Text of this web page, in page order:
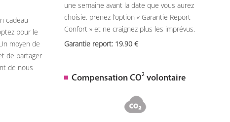
cadeau
pour le
moyen de
de partager
de nous
une semaine avant la date que vous aurez
choisie, prenez l’option « Garantie Report
Confort » et ne craignez plus les imprévus.
Garantie report: 19.90
Compensation CO2volontaire